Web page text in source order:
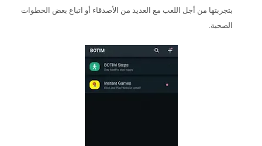
بتجربتها من أجل اللعب مع العديد من الأصدقاء أو اتباع بعض الخطوات
الصحية.